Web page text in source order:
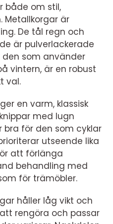
både om stil,
Metallkorgar är
De tål regn och
är pulverlackerade
den som använder
vintern, är en robust
val.
en varm, klassisk
med lugn
bra för den som cyklar
utseende lika
att förlänga
behandling med
för trämöbler.
håller låg vikt och
rengöra och passar